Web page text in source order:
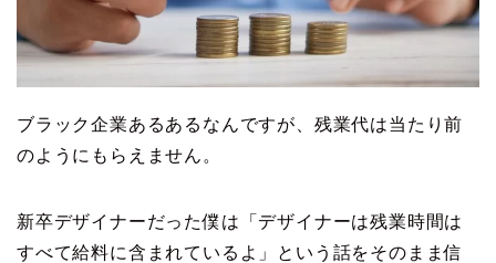
ブラック企業あるあるなんですが、残業代は当たり前
のようにもらえません。
新卒デザイナーだった僕は「デザイナーは残業時間は
すべて給料に含まれているよ」という話をそのまま信